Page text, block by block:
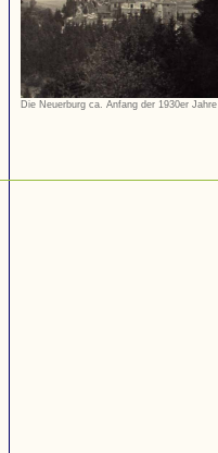
Die Neuerburg ca. Anfang der 1930er Jahre